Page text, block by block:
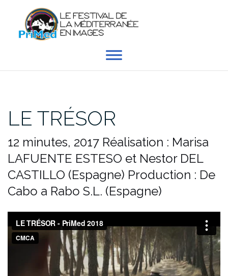
contenu
LE TRÉSOR
12 minutes, 2017 Réalisation : Marisa
LAFUENTE ESTESO et Nestor DEL
CASTILLO (Espagne) Production : De
Cabo a Rabo S.L. (Espagne)